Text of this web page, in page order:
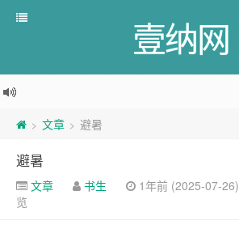
壹纳网
> 文章 > 避暑
避暑
文章 书生 1年前 (2025-07-26)
览